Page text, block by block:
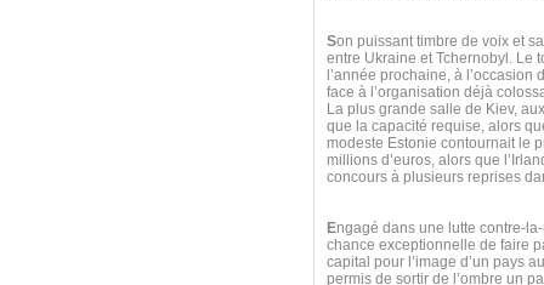
Son puissant timbre de voix et
entre Ukraine et Tchernobyl. Le
l’année prochaine, à
face à l’organisation déjà
La plus grande salle de Kiev,
que la capacité requise, alors
modeste Estonie contournait le
millions d’euros, alors que
concours à plusieurs reprises
Engagé dans une lutte contre-
chance exceptionnelle de faire
capital pour l’image d’un pays
permis de sortir de l’ombre un